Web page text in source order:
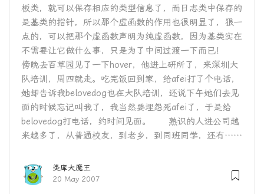
板类，就可以保存相应的类型信息了，而日志类中保存的
是基类的指针，所以那个虚函数的作用也很明显了，狠一
点的，可以把那个虚函数声明为纯虚函数，因为基类实在
不需要让它做什么事，只是为了中间过渡一下而已！
傍晚去百草园见了一下hover，他进上研所了，来深圳大
队培训，周四就走。吃完饭回到家，给afei打了个电话，
她却告诉我belovedog也在大队培训，还说下午她们去见
面的时候忘记叫我了，我当然要埋怨死afei了，于是给
belovedog打电话，约时间见面。 熟识的人进公司越
来越多了，从普通校友，到老乡，到同班同学，还有……
类库大魔王
20 May 2007